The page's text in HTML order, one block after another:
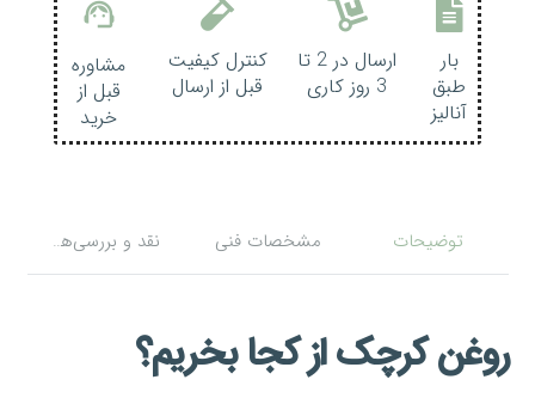
بار
طبق
آنالیز
ارسال در 2 تا
3 روز کاری
کنترل کیفیت
قبل از ارسال
support_agent
مشاوره
قبل از
خرید
توضیحات مشخصات فنی نقد و بررسی‌ها (0)
روغن کرچک از کجا بخریم؟